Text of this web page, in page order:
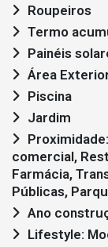
Roupeiros
Termo
Painéis
Área
Piscina
Jardim
comercial,
Farmácia,
Públicas,
Ano
Lifestyle: